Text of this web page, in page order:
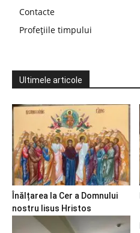
Contacte
Profețiile timpului
Ultimele articole
Înălțarea la Cer a Domnului
nostru Iisus Hristos